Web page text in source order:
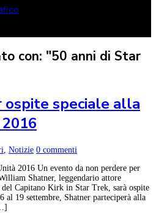
con: "50 anni di Star
speciale alla
, Notizie 0 commenti
2016 Un evento da non perdere per
Shatner, leggendario attore
del Capitano Kirk in Star Trek, sarà ospite
al 19 settembre, Shatner parteciperà alla